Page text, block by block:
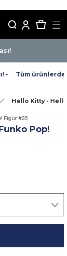
- Tüm ürünlerde
Hello Kitty -
Pop!